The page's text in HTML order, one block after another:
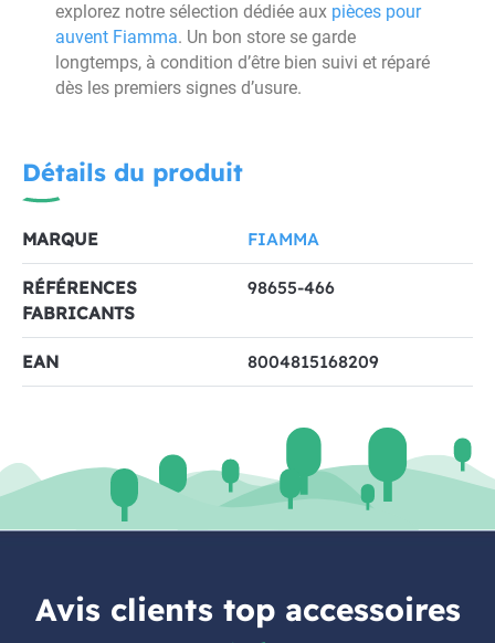
explorez notre sélection dédiée aux pièces pour
auvent Fiamma. Un bon store se garde
longtemps, à condition d’être bien suivi et réparé
dès les premiers signes d’usure.
Détails du produit
MARQUE FIAMMA
RÉFÉRENCES
FABRICANTS
98655-466
EAN 8004815168209
Avis clients top accessoires